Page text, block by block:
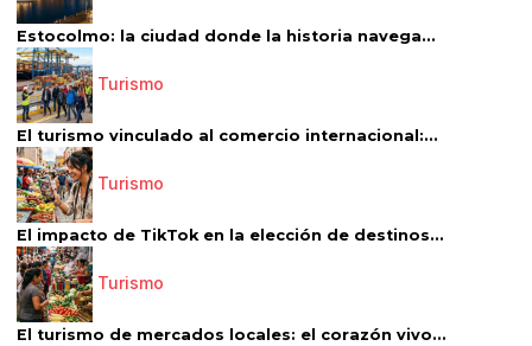
Estocolmo: la ciudad donde la historia navega...
Turismo
El turismo vinculado al comercio internacional:...
Turismo
El impacto de TikTok en la elección de destinos...
Turismo
El turismo de mercados locales: el corazón vivo...